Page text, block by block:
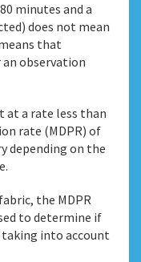
minutes and a
does not mean
that
observation
at a rate less than
rate (MDPR) of
depending on the
the MDPR
to determine if
into account